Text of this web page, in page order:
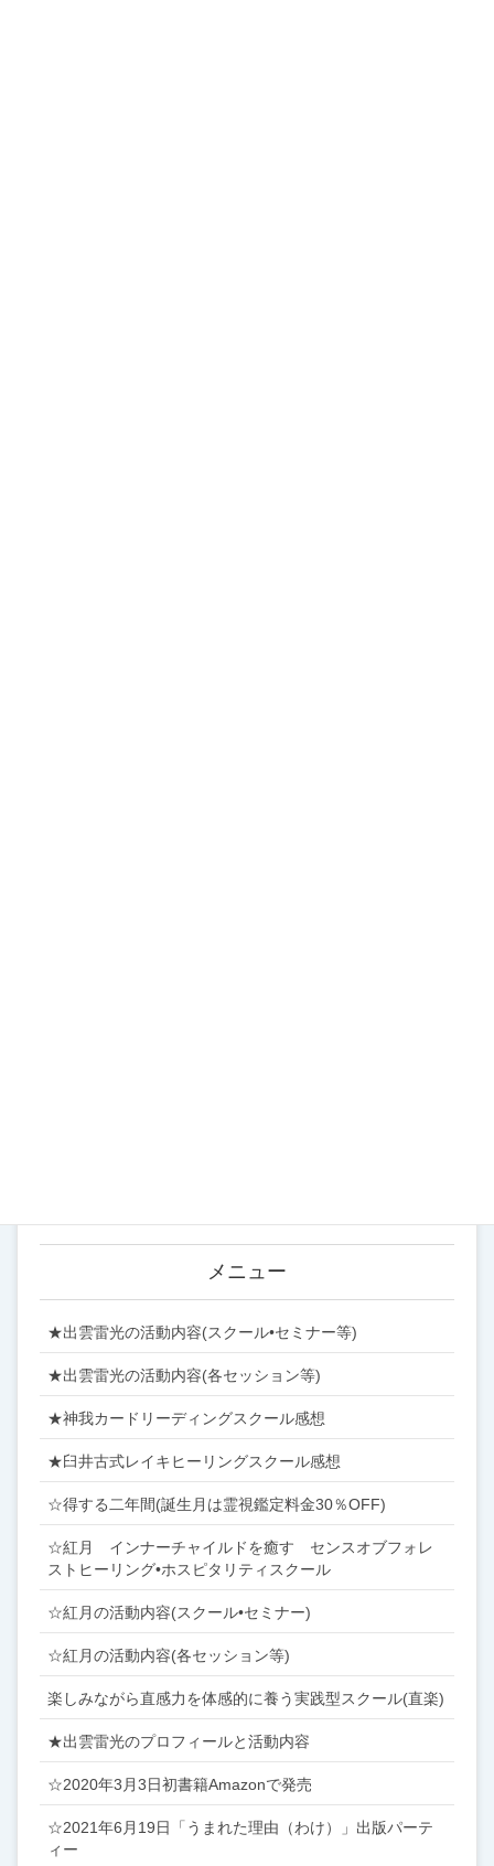
メニュー
★出雲雷光の活動内容(スクール•セミナー等)
★出雲雷光の活動内容(各セッション等)
★神我カードリーディングスクール感想
★臼井古式レイキヒーリングスクール感想
☆得する二年間(誕生月は霊視鑑定料金30％OFF)
☆紅月 インナーチャイルドを癒す センスオブフォレ
ストヒーリング•ホスピタリティスクール
☆紅月の活動内容(スクール•セミナー)
☆紅月の活動内容(各セッション等)
楽しみながら直感力を体感的に養う実践型スクール(直楽)
★出雲雷光のプロフィールと活動内容
☆2020年3月3日初書籍Amazonで発売
☆2021年6月19日「うまれた理由（わけ）」出版パーテ
ィー